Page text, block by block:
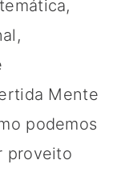
Mente
podemos
proveito